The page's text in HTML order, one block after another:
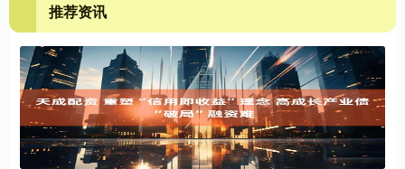
推荐资讯